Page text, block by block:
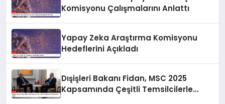
Komisyonu Çalışmalarını Anlattı
Yapay Zeka Araştırma Komisyonu
Hedeflerini Açıkladı
Dışişleri Bakanı Fidan, MSC 2025
Kapsamında Çeşitli Temsilcilerle